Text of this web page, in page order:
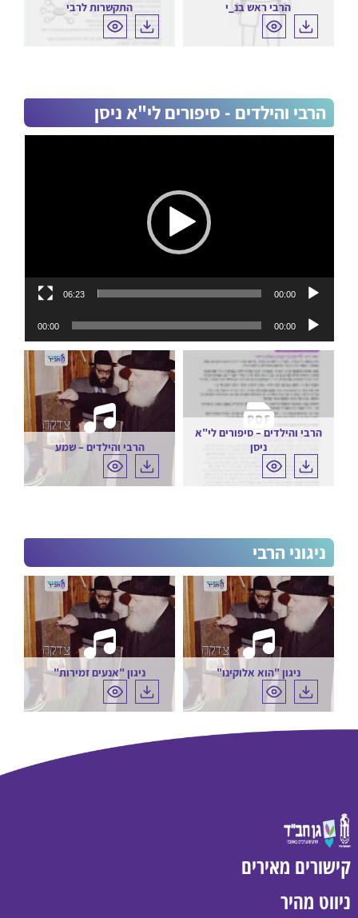
הרבי ראש בנ_י
התקשרות לרבי
הרבי והילדים - סיפורים לי"א ניסן
00:00
06:23
אודיו
00:00
00:00
הרבי והילדים – סיפורים לי"א
ניסן
הרבי והילדים – שמע
ניגוני הרבי
ניגון "הוא אלוקינו" ניגון "אנעים זמירות"
קישורים מאירים
ניווט מהיר